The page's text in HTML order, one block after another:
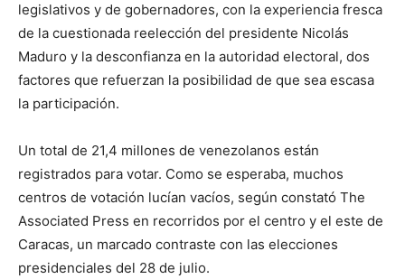
legislativos y de gobernadores, con la experiencia fresca
de la cuestionada reelección del presidente Nicolás
Maduro y la desconfianza en la autoridad electoral, dos
factores que refuerzan la posibilidad de que sea escasa
la participación.
Un total de 21,4 millones de venezolanos están
registrados para votar. Como se esperaba, muchos
centros de votación lucían vacíos, según constató The
Associated Press en recorridos por el centro y el este de
Caracas, un marcado contraste con las elecciones
presidenciales del 28 de julio.